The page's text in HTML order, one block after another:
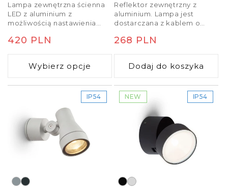
Lampa zewnętrzna ścienna
LED z aluminium z
możliwością nastawienia
oświetlenie pośrednie do
Cena
regularna
420 PLN
Wybierz opcje
Reflektor zewnętrzny z
aluminium. Lampa jest
dostarczana z kablem o
zakończenia. Do lampy
Cena
regularna
268 PLN
Dodaj do koszyka
IP54 NEW IP54